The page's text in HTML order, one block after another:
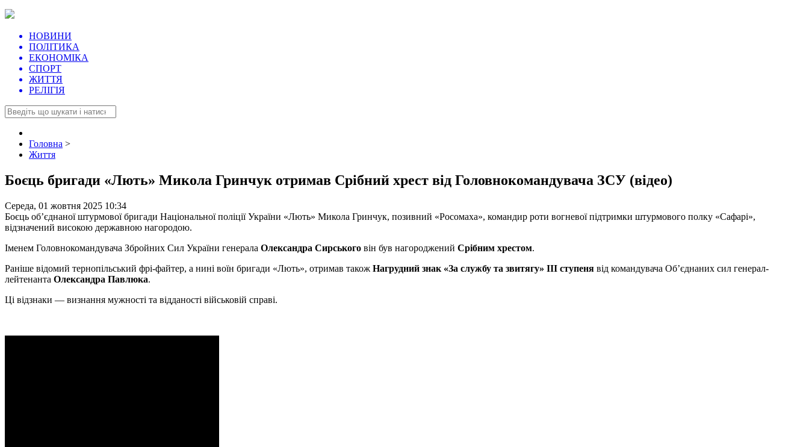
НОВИНИ
ПОЛІТИКА
ЕКОНОМІКА
СПОРТ
ЖИТТЯ
РЕЛІГІЯ
Головна >
Життя
Боєць бригади «Лють» Микола Гринчук отримав Срібний хрест від Головнокомандувача ЗСУ (відео)
Середа, 01 жовтня 2025 10:34
Боєць об’єднаної штурмової бригади Національної поліції України «Лють» Микола Гринчук, позивний «Росомаха», командир роти вогневої підтримки штурмового полку «Сафарі»,
відзначений високою державною нагородою.
Іменем Головнокомандувача Збройних Сил України генерала Олександра Сирського він був нагороджений Срібним хрестом.
Раніше відомий тернопільський фрі-файтер, а нині воїн бригади «Лють», отримав також Нагрудний знак «За службу та звитягу» ІІІ ступеня від командувача Об’єднаних сил генерал-
лейтенанта Олександра Павлюка.
Ці відзнаки — визнання мужності та відданості військовій справі.